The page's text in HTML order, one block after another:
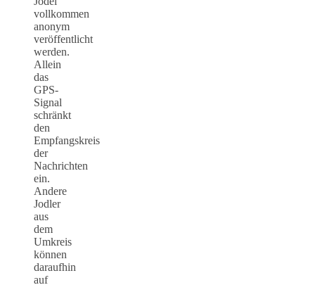
vollkommen
anonym
veröffentlicht
werden.
Allein
das
GPS-
Signal
schränkt
den
Empfangskreis
der
Nachrichten
ein.
Andere
Jodler
aus
dem
Umkreis
können
daraufhin
auf